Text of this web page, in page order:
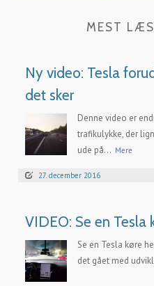
MEST
Ny video: Tesla
det sker
Denne video er
trafikulykke, der
ude på... Mere
27. december 2016
VIDEO: Se en Tesla
Se en Tesla køre
det gået med